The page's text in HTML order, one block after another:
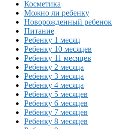
Косметика
Можно ли ребенку
Новорожденный ребенок
Питание
Ребенку 1 месяц
Ребенку 10 месяцев
Ребенку 11 месяцев
Ребенку 2 месяца
Ребенку 3 месяца
Ребенку 4 месяца
Ребенку 5 месяцев
Ребенку 6 месяцев
Ребенку 7 месяцев
Ребенку 8 месяцев